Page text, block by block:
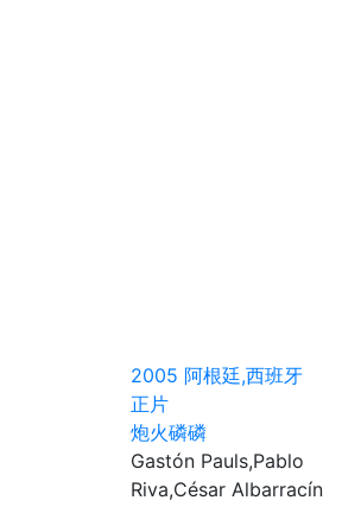
2005 阿根廷,西班牙
正片
炮火磷磷
Gastón Pauls,Pablo
Riva,César Albarracín